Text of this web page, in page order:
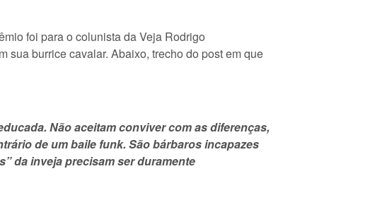
foi para o colunista da Veja Rodrigo
sua burrice cavalar. Abaixo, trecho do post em que
Não aceitam conviver com as diferenças,
de um baile funk. São bárbaros incapazes
da inveja precisam ser duramente